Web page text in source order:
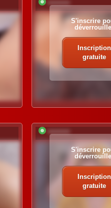
*********
S'inscrire
Inscription
gratuite
*********
S'inscrire
Inscription
gratuite